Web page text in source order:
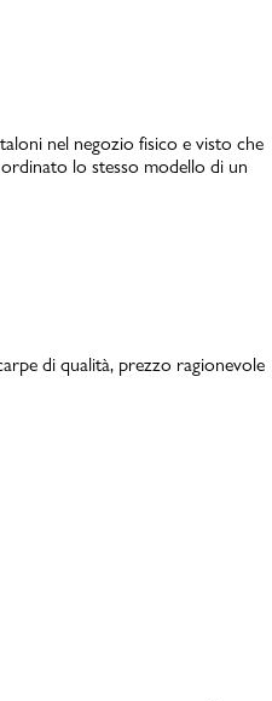
nel negozio fisico e visto che
lo stesso modello di un
di qualità, prezzo ragionevole